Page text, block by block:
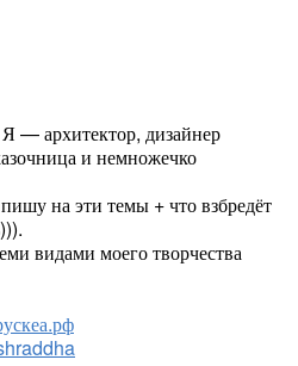
— архитектор, дизайнер
и немножечко
на эти темы + что взбредёт
видами моего творчества